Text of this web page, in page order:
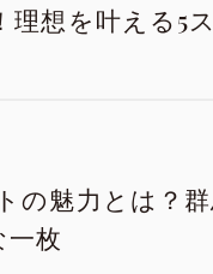
理想を叶える5
の魅力とは？
枚